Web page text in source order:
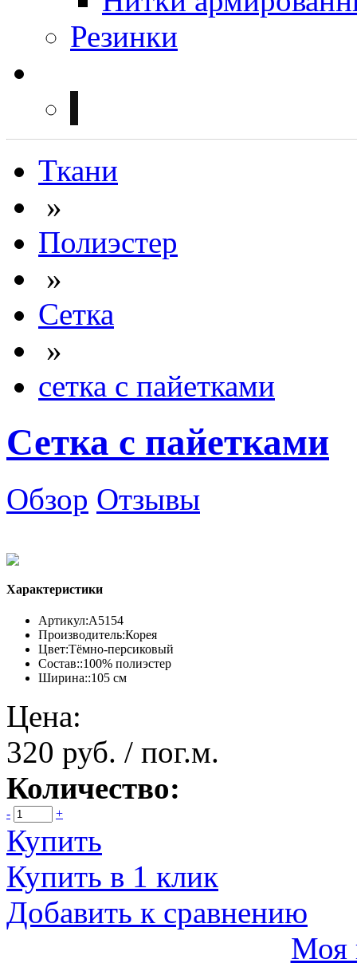
Резинки
Ткани
»
Полиэстер
»
Сетка
»
сетка с пайетками
Сетка с пайетками
Обзор Отзывы
Характеристики
Артикул:А5154
Производитель:Корея
Цвет:Тёмно-персиковый
Состав::100% полиэстер
Ширина::105 см
Цена:
320 руб. / пог.м.
Количество:
- +
Купить
Купить в 1 клик
Добавить к сравнению
Моя